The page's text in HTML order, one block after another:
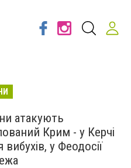
атакують
Крим - у Керчі
вибухів, у Феодосії